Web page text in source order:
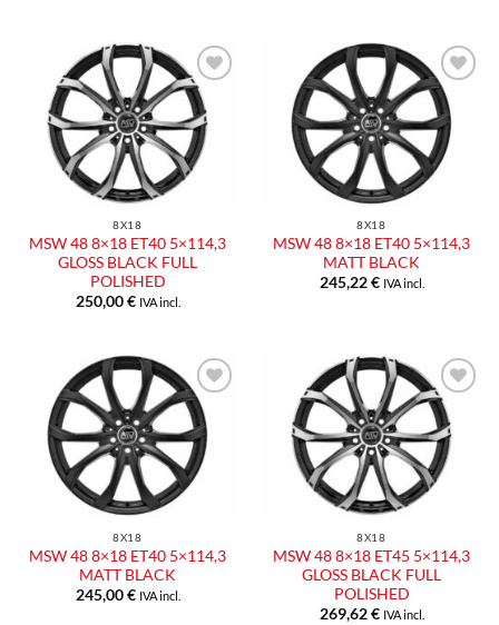
Aggiungi
alla lista
dei
desideri
8X18
MSW 48 8×18 ET40 5×114,3
GLOSS BLACK FULL
POLISHED
250,00€ IVA incl.
Aggiungi
alla lista
dei
desideri
8X18
MSW 48 8×18 ET40 5×114,3
MATT BLACK
245,22€ IVA incl.
Aggiungi
alla lista
dei
desideri
8X18
MSW 48 8×18 ET40 5×114,3
MATT BLACK
245,00€ IVA incl.
Aggiungi
alla lista
dei
desideri
8X18
MSW 48 8×18 ET45 5×114,3
GLOSS BLACK FULL
POLISHED
269,62€ IVA incl.